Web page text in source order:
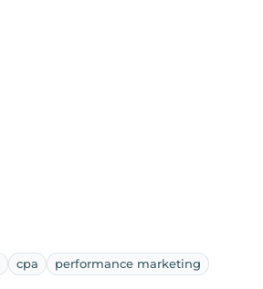
cpa
performance marketing